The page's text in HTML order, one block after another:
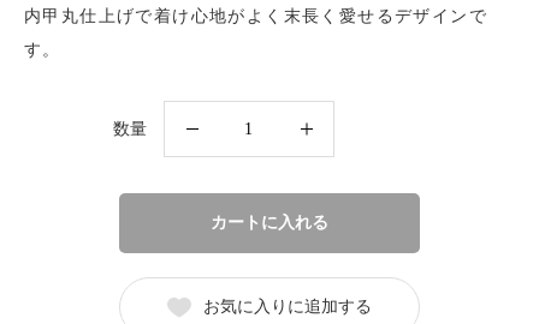
内甲丸仕上げで着け心地がよく末長く愛せるデザインで
す。
数量
CN-
647
カートに入れる
お気に入りに追加する